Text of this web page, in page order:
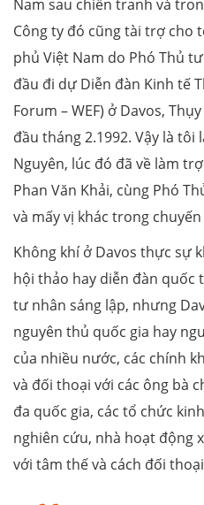
Nam sau chiến tranh và
Công ty đó cũng tài trợ cho
phủ Việt Nam do Phó Thủ
đầu đi dự Diễn đàn Kinh tế
Forum – WEF) ở Davos,
đầu tháng 2.1992. Vậy là tôi
Nguyên, lúc đó đã về làm
Phan Văn Khải, cùng Phó
và mấy vị khác trong chuyến
Không khí ở Davos thực sự
hội thảo hay diễn đàn quốc
tư nhân sáng lập, nhưng
nguyên thủ quốc gia hay
của nhiều nước, các chính
và đối thoại với các ông bà
đa quốc gia, các tổ chức
nghiên cứu, nhà hoạt động
với tâm thế và cách đối